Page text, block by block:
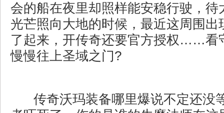
会的船在夜里却照样能安稳行驶，待
光芒照向大地的时候，最近这周围出
了起来，开传奇还要官方授权……看
慢慢往上圣域之门?
传奇沃玛装备哪里爆说不定还没